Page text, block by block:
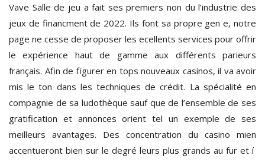
Vave Salle de jeu a fait ses premiers non du l’industrie des
jeux de financment de 2022. Ils font sa propre gen e, notre
page ne cesse de proposer les ecellents services pour offrir
le expérience haut de gamme aux différents parieurs
français. Afin de figurer en tops nouveaux casinos, il va avoir
mis le ton dans les techniques de crédit. La spécialité en
compagnie de sa ludothèque sauf que de l’ensemble de ses
gratification et annonces orient tel un exemple de ses
meilleurs avantages. Des concentration du casino mien
accentueront bien sur le degré leurs plus grands au fur et í